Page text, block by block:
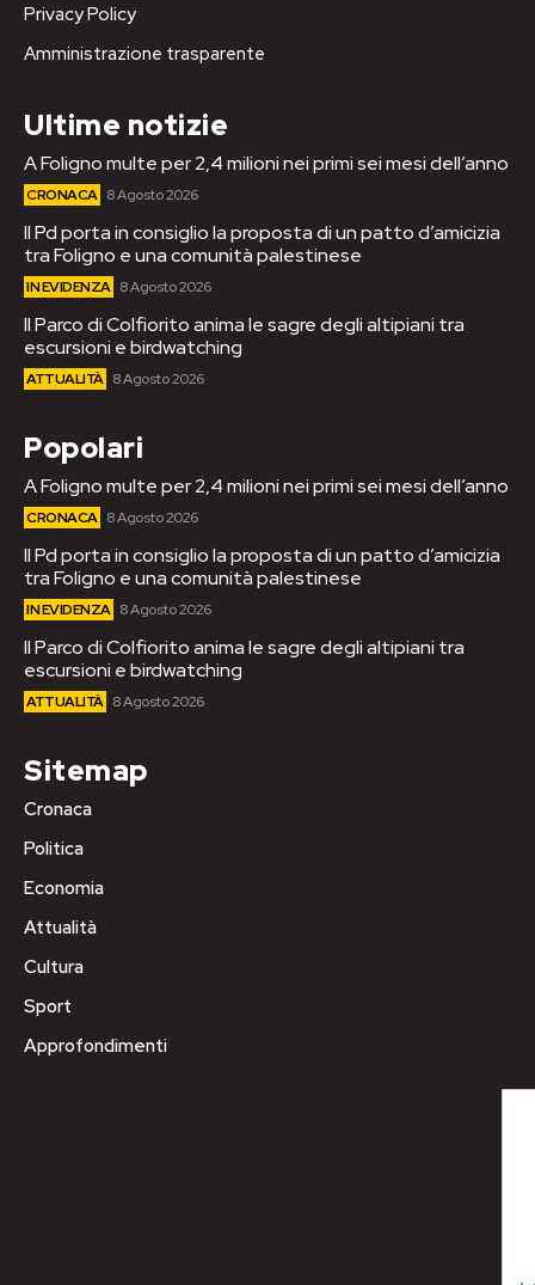
Privacy Policy
Amministrazione trasparente
Ultime notizie
A Foligno multe per 2,4 milioni nei primi sei mesi dell’anno
CRONACA 8 Agosto 2026
Il Pd porta in consiglio la proposta di un patto d’amicizia
tra Foligno e una comunità palestinese
IN EVIDENZA 8 Agosto 2026
Il Parco di Colfiorito anima le sagre degli altipiani tra
escursioni e birdwatching
ATTUALITÀ 8 Agosto 2026
Popolari
A Foligno multe per 2,4 milioni nei primi sei mesi dell’anno
CRONACA 8 Agosto 2026
Il Pd porta in consiglio la proposta di un patto d’amicizia
tra Foligno e una comunità palestinese
IN EVIDENZA 8 Agosto 2026
Il Parco di Colfiorito anima le sagre degli altipiani tra
escursioni e birdwatching
ATTUALITÀ 8 Agosto 2026
Sitemap
Cronaca
Politica
Economia
Attualità
Cultura
Sport
Approfondimenti